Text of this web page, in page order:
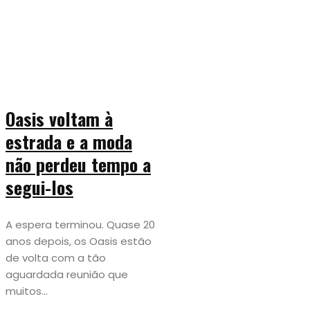
Oasis voltam à
estrada e a moda
não perdeu tempo a
segui-los
A espera terminou. Quase 20
anos depois, os Oasis estão
de volta com a tão
aguardada reunião que
muitos...